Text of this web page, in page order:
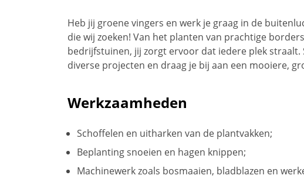
Heb jij groene vingers en werk je graag in de
die wij zoeken! Van het planten van prachtige
bedrijfstuinen, jij zorgt ervoor dat iedere plek straalt.
diverse projecten en draag je bij aan een mooiere,
Werkzaamheden
Schoffelen en uitharken van de plantvakken;
Beplanting snoeien en hagen knippen;
Machinewerk zoals bosmaaien, bladblazen en